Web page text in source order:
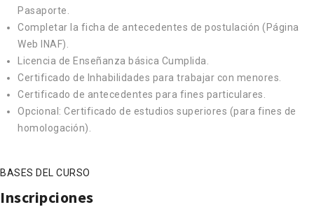
Pasaporte.
Completar la ficha de antecedentes de postulación (Página
Web INAF).
Licencia de Enseñanza básica Cumplida.
Certificado de Inhabilidades para trabajar con menores.
Certificado de antecedentes para fines particulares.
Opcional: Certificado de estudios superiores (para fines de
homologación).
BASES DEL CURSO
Inscripciones